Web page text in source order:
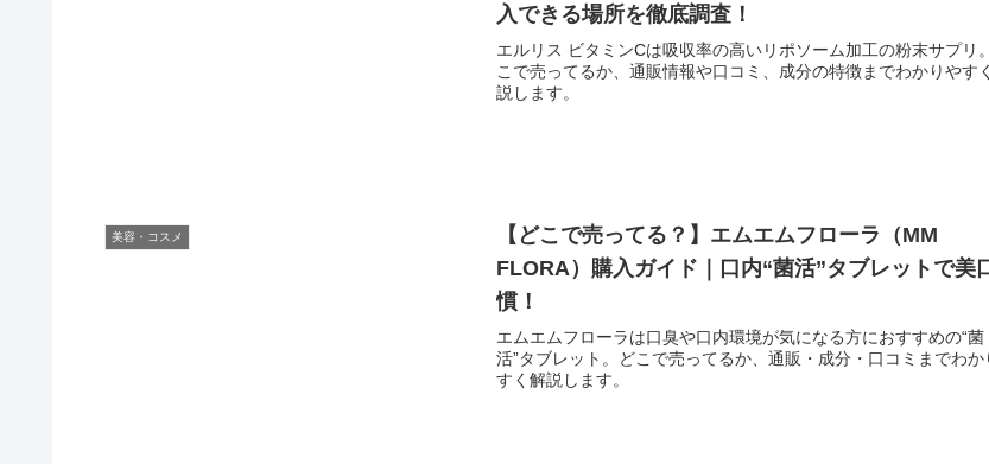
入できる場所を徹底調査！
エルリス ビタミンCは吸収率の高いリポソーム加工の粉末サプリ
こで売ってるか、通販情報や口コミ、成分の特徴までわかりやす
説します。
美容・コスメ
【どこで売ってる？】エムエムフローラ（MM
FLORA）購入ガイド｜口内“菌活”タブレットで美
慣！
エムエムフローラは口臭や口内環境が気になる方におすすめの“菌
活”タブレット。どこで売ってるか、通販・成分・口コミまでわか
すく解説します。